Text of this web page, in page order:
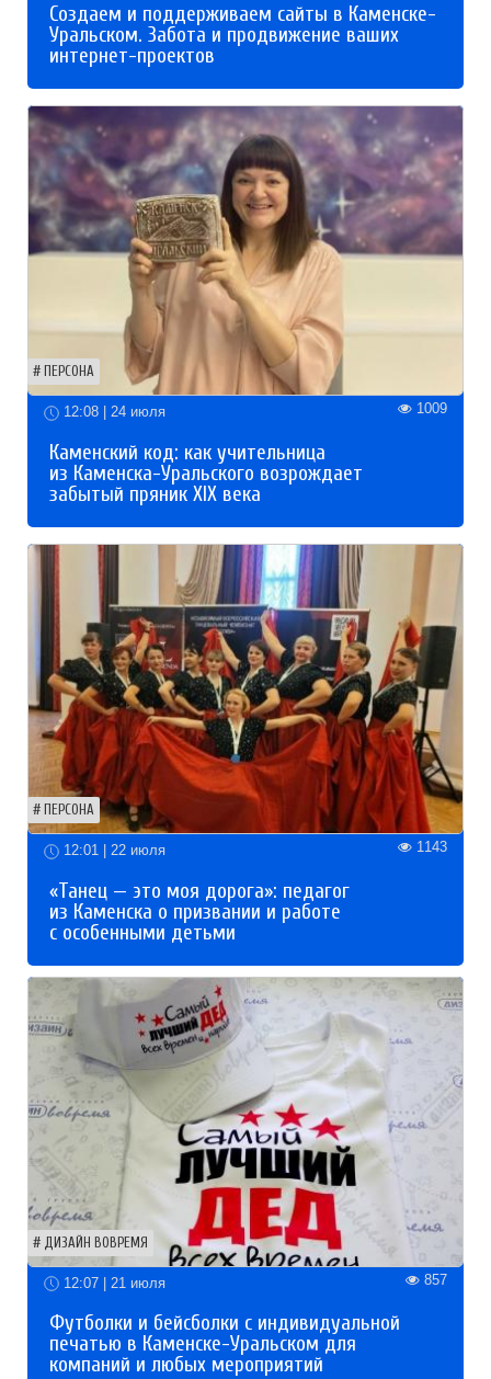
Создаем и поддерживаем сайты в Каменске-
Уральском. Забота и продвижение ваших
интернет-проектов
ПЕРСОНА
12:08 | 24 июля 1009
Каменский код: как учительница
из Каменска-Уральского возрождает
забытый пряник XIX века
ПЕРСОНА
12:01 | 22 июля 1143
«Танец — это моя дорога»: педагог
из Каменска о призвании и работе
с особенными детьми
ДИЗАЙН ВОВРЕМЯ
12:07 | 21 июля 857
Футболки и бейсболки с индивидуальной
печатью в Каменске-Уральском для
компаний и любых мероприятий